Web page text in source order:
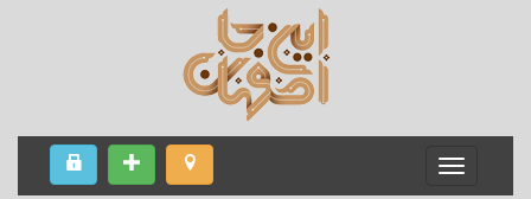
Menu